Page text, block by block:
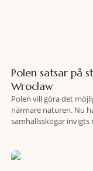
Polen satsar på
Wrocław
Polen vill göra det
närmare naturen. Nu
samhällsskogar invigts
fler människor ska